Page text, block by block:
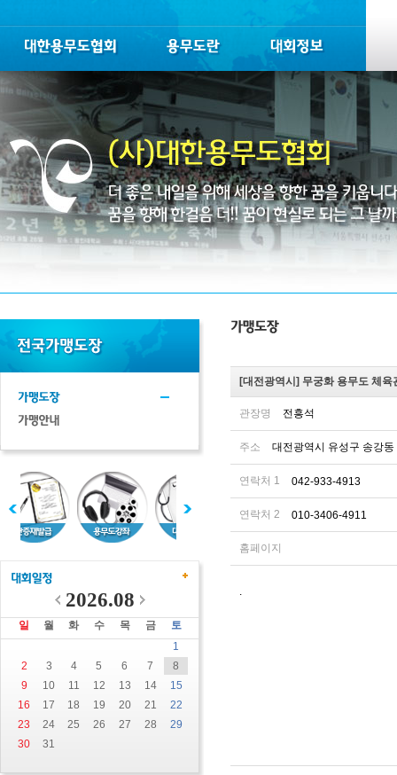
2026.08
일 월 화 수 목 금
토
1
2
3 4 5 6 7
8
9
10 11 12 13 14
15
16
17 18 19 20 21
22
23
24 25 26 27 28
29
30
31
[대전광역시] 무궁화 용무도 체육
관장명 전흥석
주소 대전광역시 유성구 송강
연락처 1 042-933-4913
연락처 2 010-3406-4911
홈페이지
.